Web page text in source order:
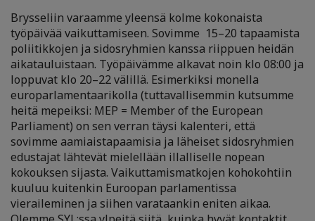
Brysseliin varaamme yleensä kolme kokonaista
työpäivää vaikuttamiseen. Sovimme 15–20 tapaamista
poliitikkojen ja sidosryhmien kanssa riippuen heidän
aikatauluistaan. Työpäivämme alkavat noin klo 08:00 ja
loppuvat klo 20–22 välillä. Esimerkiksi monella
europarlamentaarikolla (tuttavallisemmin kutsumme
heitä mepeiksi: MEP = Member of the European
Parliament) on sen verran täysi kalenteri, että
sovimme aamiaistapaamisia ja läheiset sidosryhmien
edustajat lähtevät mielellään illalliselle nopean
kokouksen sijasta. Vaikuttamismatkojen kohokohtiin
kuuluu kuitenkin Euroopan parlamentissa
vieraileminen ja siihen varataankin eniten aikaa.